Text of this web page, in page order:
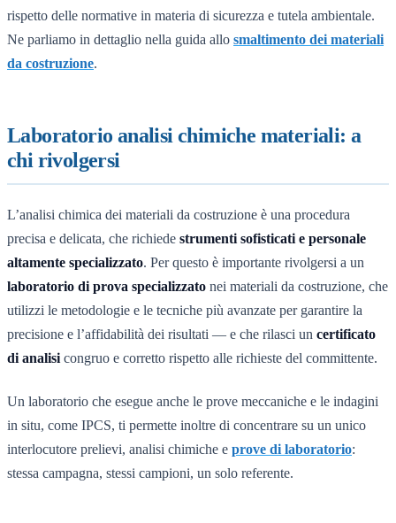
rispetto delle normative in materia di sicurezza e tutela ambientale.
Ne parliamo in dettaglio nella guida allo smaltimento dei materiali
da costruzione.
Laboratorio analisi chimiche materiali: a
chi rivolgersi
L’analisi chimica dei materiali da costruzione è una procedura
precisa e delicata, che richiede strumenti sofisticati e personale
altamente specializzato. Per questo è importante rivolgersi a un
laboratorio di prova specializzato nei materiali da costruzione, che
utilizzi le metodologie e le tecniche più avanzate per garantire la
precisione e l’affidabilità dei risultati — e che rilasci un certificato
di analisi congruo e corretto rispetto alle richieste del committente.
Un laboratorio che esegue anche le prove meccaniche e le indagini
in situ, come IPCS, ti permette inoltre di concentrare su un unico
interlocutore prelievi, analisi chimiche e prove di laboratorio:
stessa campagna, stessi campioni, un solo referente.